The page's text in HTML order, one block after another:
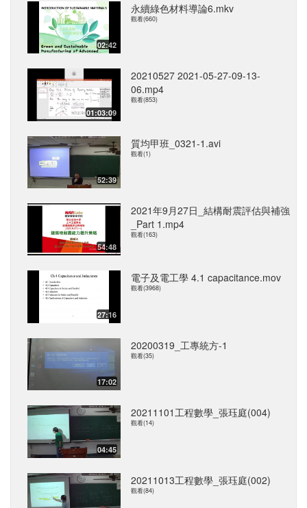
02:42
永續綠色材料導論6.mkv
觀看(660)
01:03:09
20210527 2021-05-27-09-13-
06.mp4
觀看(853)
52:39
質均甲班_0321-1.avi
觀看(1)
54:48
2021年9月27日_結構耐震評估與補強
_Part 1.mp4
觀看(163)
27:16
電子及電工學 4.1 capacitance.mov
觀看(3968)
17:02
20200319_工專統方-1
觀看(35)
04:45
20211101工程數學_張珏庭(004)
觀看(14)
20211013工程數學_張珏庭(002)
觀看(84)